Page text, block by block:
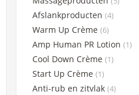
Science in Sports
Sportsbalm
Superheraw
Taste of Nature
WCUP
Afslankproducten (4)
Warm Up Crème (6)
Amp Human PR Lotion (1)
Cool Down Crème (1)
Start Up Crème (1)
Anti-rub en zitvlak (4)